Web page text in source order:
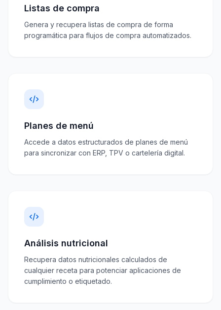
Listas de compra
Genera y recupera listas de compra de forma
programática para flujos de compra automatizados.
Planes de menú
Accede a datos estructurados de planes de menú
para sincronizar con ERP, TPV o cartelería digital.
Análisis nutricional
Recupera datos nutricionales calculados de
cualquier receta para potenciar aplicaciones de
cumplimiento o etiquetado.